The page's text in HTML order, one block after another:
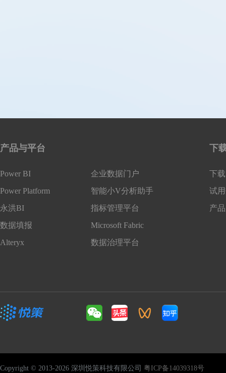
产品与平台
Power BI
企业数据门户
Power Platform
智能小V分析助手
永洪BI
指标管理平台
数据填报
Microsoft Fabric
Alteryx
数据治理平台
下
下
试
产
Copyright © 2013-2026 深圳悦策科技有限公司 粤ICP备14039318号